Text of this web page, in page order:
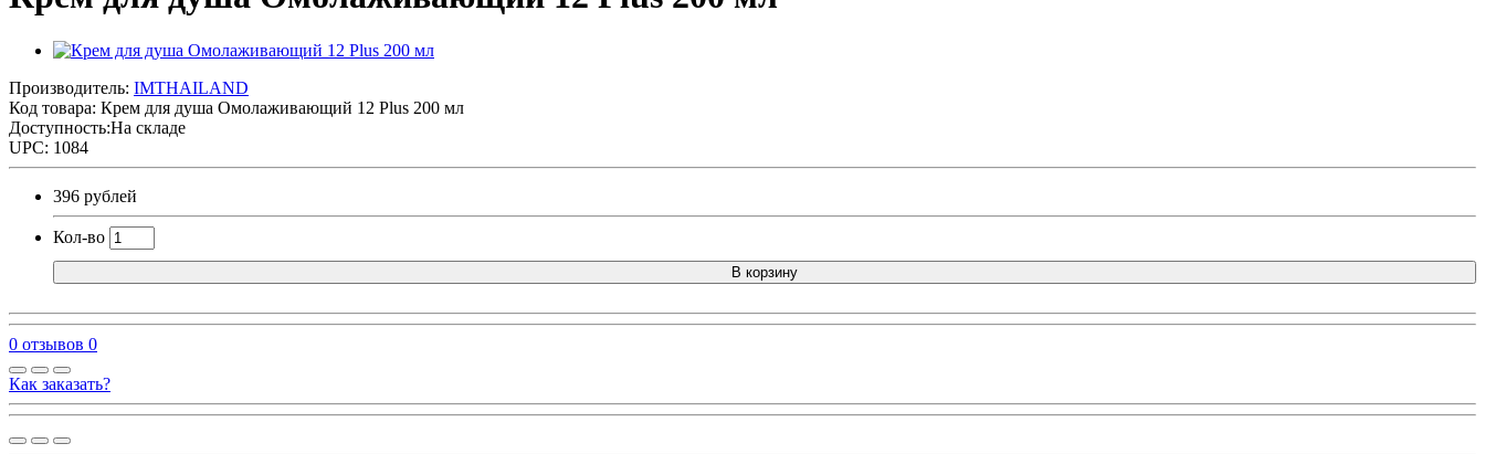
Производитель: IMTHAILAND
Код товара: Крем для душа Омолаживающий 12 Plus 200 мл
Доступность:На складе
UPC: 1084
396 рублей
Кол-во
В корзину
0 отзывов 0
Как заказать?